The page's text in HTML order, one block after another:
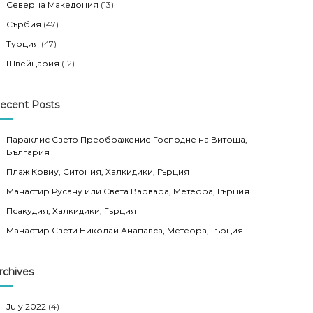
Северна Македония (13)
Сърбия (47)
Турция (47)
Швейцария (12)
Posts
Параклис Свето Преображение Господне на Витоша,
България
Плаж Ковиу, Ситония, Халкидики, Гърция
Манастир Русану или Света Варвара, Метеора, Гърция
Псакудия, Халкидики, Гърция
Манастир Свети Николай Анапавса, Метеора, Гърция
July 2022 (4)